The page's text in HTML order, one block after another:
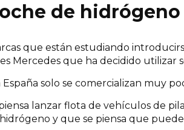
de hidrógeno
que están estudiando
Mercedes que ha decidido utilizar
solo se comercializan muy
lanzar flota de vehículos de
y que se piensa que